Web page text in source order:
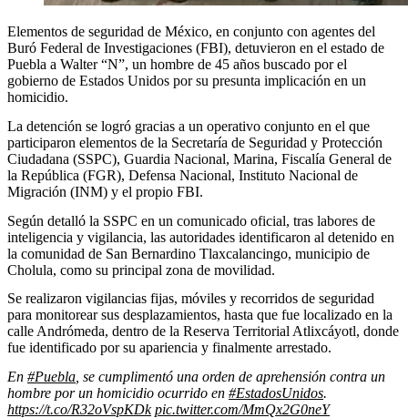
Elementos de seguridad de México, en conjunto con agentes del
Buró Federal de Investigaciones (FBI), detuvieron en el estado de
Puebla a Walter “N”, un hombre de 45 años buscado por el
gobierno de Estados Unidos por su presunta implicación en un
homicidio.
La detención se logró gracias a un operativo conjunto en el que
participaron elementos de la Secretaría de Seguridad y Protección
Ciudadana (SSPC), Guardia Nacional, Marina, Fiscalía General de
la República (FGR), Defensa Nacional, Instituto Nacional de
Migración (INM) y el propio FBI.
Según detalló la SSPC en un comunicado oficial, tras labores de
inteligencia y vigilancia, las autoridades identificaron al detenido en
la comunidad de San Bernardino Tlaxcalancingo, municipio de
Cholula, como su principal zona de movilidad.
Se realizaron vigilancias fijas, móviles y recorridos de seguridad
para monitorear sus desplazamientos, hasta que fue localizado en la
calle Andrómeda, dentro de la Reserva Territorial Atlixcáyotl, donde
fue identificado por su apariencia y finalmente arrestado.
En #Puebla , se cumplimentó una orden de aprehensión contra un
hombre por un homicidio ocurrido en #EstadosUnidos.
https://t.co/R32oVspKDk pic.twitter.com/MmQx2G0neY